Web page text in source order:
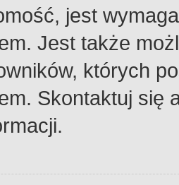
jest
Jest także
których
Skontaktuj się